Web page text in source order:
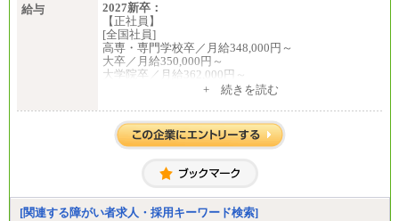
給与
2027新卒：
【正社員】
[全国社員]
高専・専門学校卒／月給348,000円～
大卒／月給350,000円～
大学院卒／月給362,000円～
[地域社員]月給295,000円～
【正社員】
[全国社員]月給348,000円～
[地域社員]月給295,000円～
【契約社員】月給200,000円～
+ 続きを読む
[関連する障がい者求人・採用キーワード検索]